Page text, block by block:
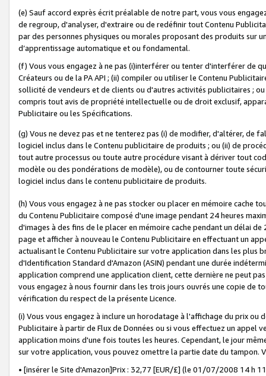
(e) Sauf accord exprès écrit préalable de notre part, vous vous
de regroup, d'analyser, d'extraire ou de redéfinir tout Contenu
par des personnes physiques ou morales proposant des produits sur
d’apprentissage automatique et ou fondamental.
(f) Vous vous engagez à ne pas (i)interférer ou tenter d'interférer de
Créateurs ou de la PA API ; (ii) compiler ou utiliser le Contenu
sollicité de vendeurs et de clients ou d'autres activités publicitaires ;
compris tout avis de propriété intellectuelle ou de droit exclusif,
Publicitaire ou les Spécifications.
(g) Vous ne devez pas et ne tenterez pas (i) de modifier, d'altérer, de
logiciel inclus dans le Contenu publicitaire de produits ; ou (ii) de
tout autre processus ou toute autre procédure visant à dériver tout
modèle ou des pondérations de modèle), ou de contourner toute
logiciel inclus dans le contenu publicitaire de produits.
(h) Vous vous engagez à ne pas stocker ou placer en mémoire cache
du Contenu Publicitaire composé d'une image pendant 24 heures
d'images à des fins de le placer en mémoire cache pendant un délai
page et afficher à nouveau le Contenu Publicitaire en effectuant un
actualisant le Contenu Publicitaire sur votre application dans les plus
d'Identification Standard d'Amazon (ASIN) pendant une durée
application comprend une application client, cette dernière ne peut
vous engagez à nous fournir dans les trois jours ouvrés une copie de
vérification du respect de la présente Licence.
(i) Vous vous engagez à inclure un horodatage à l'affichage du prix
Publicitaire à partir de Flux de Données ou si vous effectuez un appel
application moins d'une fois toutes les heures. Cependant, le jour
sur votre application, vous pouvez omettre la partie date du tampon.
• [insérer le Site d'Amazon]Prix : 32,77 [EUR/£] (le 01/07/2008 14 h